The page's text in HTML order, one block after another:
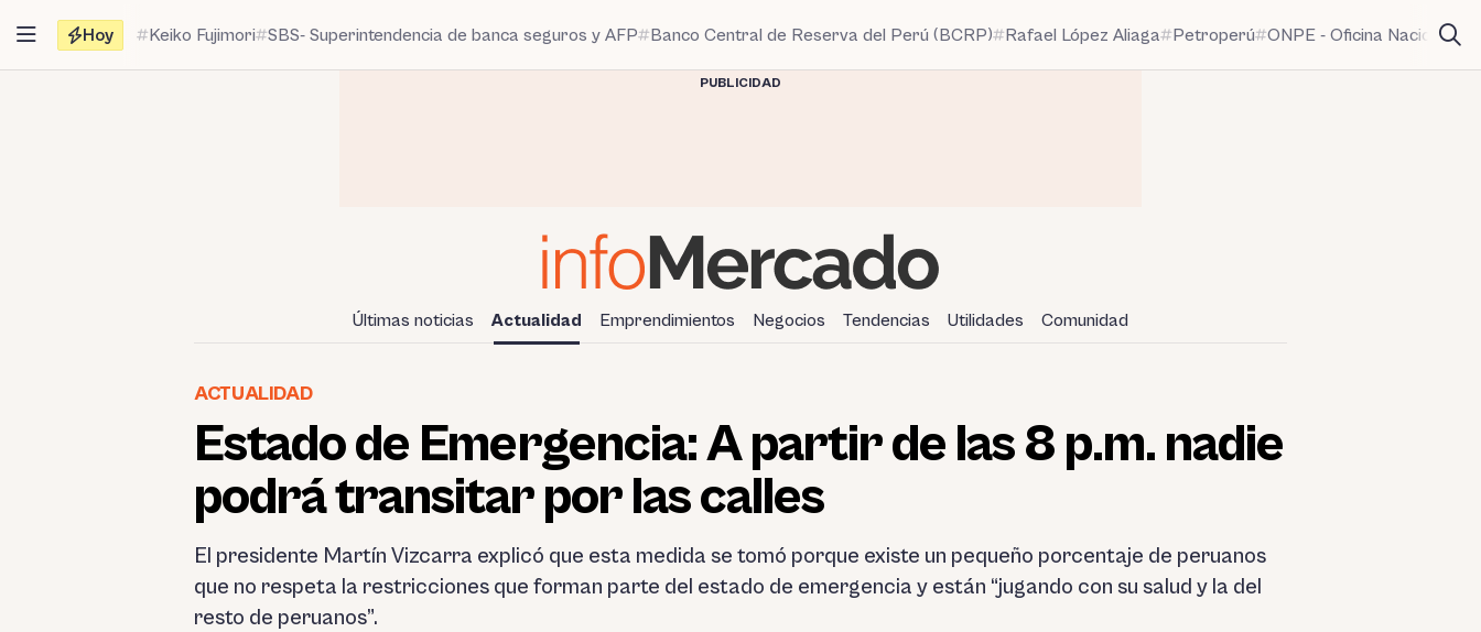
contenido
Hoy Keiko Fujimori SBS- Superintendencia de banca seguros y AFP Banco Central de Reserva del Perú (BCRP) Rafael López Aliaga Petroperú ONPE - Oficina Nacional
PUBLICIDAD
Últimas noticias Actualidad Emprendimientos Negocios Tendencias Utilidades Comunidad
ACTUALIDAD
Estado de Emergencia: A partir de las 8 p.m. nadie
podrá transitar por las calles
El presidente Martín Vizcarra explicó que esta medida se tomó porque existe un pequeño porcentaje de peruanos
que no respeta la restricciones que forman parte del estado de emergencia y están “jugando con su salud y la del
resto de peruanos”.